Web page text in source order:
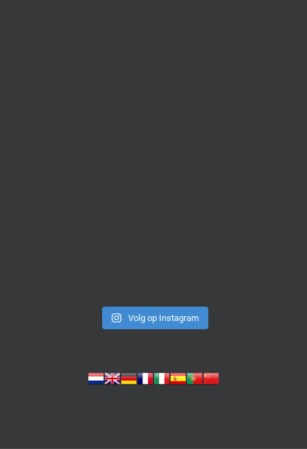
Volg op Instagram